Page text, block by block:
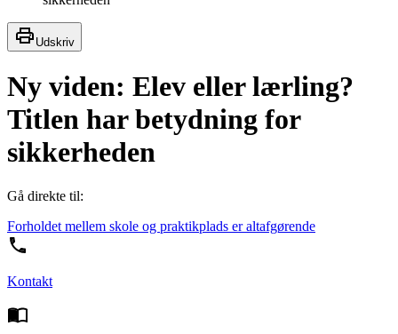
Udskriv
Ny viden: Elev eller lærling?
Titlen har betydning for
sikkerheden
Gå direkte til:
Forholdet mellem skole og praktikplads er altafgørende
Kontakt